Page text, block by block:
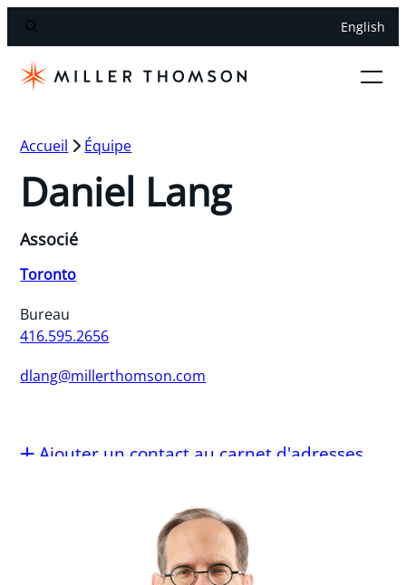
English
Accueil Équipe
Daniel Lang
Associé
Toronto
Bureau
416.595.2656
dlang@millerthomson.com
Ajouter un contact au carnet d'adresses